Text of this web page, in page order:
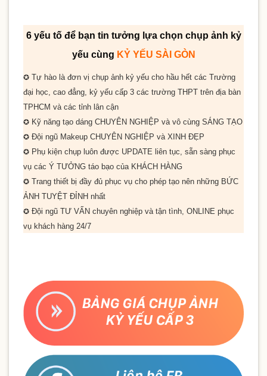
6 yếu tố để bạn tin tưởng lựa chọn chụp ảnh kỷ
yếu cùng KỶ YẾU SÀI GÒN
✪ Tự hào là đơn vị chụp ảnh kỷ yếu cho hầu hết các Trường
đại học, cao đẳng, kỷ yếu cấp 3 các trường THPT trên địa bàn
TPHCM và các tỉnh lân cận
✪ Kỹ năng tạo dáng CHUYÊN NGHIỆP và vô cùng SÁNG TẠO
✪ Đội ngũ Makeup CHUYÊN NGHIỆP và XINH ĐẸP
✪ Phụ kiện chụp luôn được UPDATE liên tục, sẵn sàng phục
vụ các Ý TƯỞNG táo bạo của KHÁCH HÀNG
✪ Trang thiết bị đầy đủ phục vụ cho phép tạo nên những BỨC
ẢNH TUYỆT ĐỈNH nhất
✪ Đội ngũ TƯ VẤN chuyên nghiệp và tận tình, ONLINE phục
vụ khách hàng 24/7